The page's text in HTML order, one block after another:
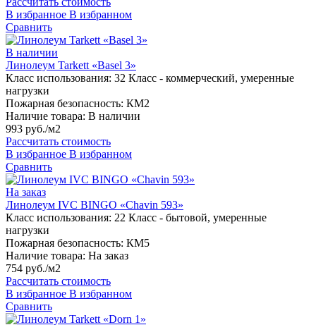
В избранное В избранном
Сравнить
В наличии
Линолеум Tarkett «Basel 3»
Класс использования: 32 Класс - коммерческий, умеренные
нагрузки
Пожарная безопасность: КМ2
Наличие товара: В наличии
993 руб./м2
Рассчитать стоимость
В избранное В избранном
Сравнить
На заказ
Линолеум IVC BINGO «Chavin 593»
Класс использования: 22 Класс - бытовой, умеренные
нагрузки
Пожарная безопасность: КМ5
Наличие товара: На заказ
754 руб./м2
Рассчитать стоимость
В избранное В избранном
Сравнить